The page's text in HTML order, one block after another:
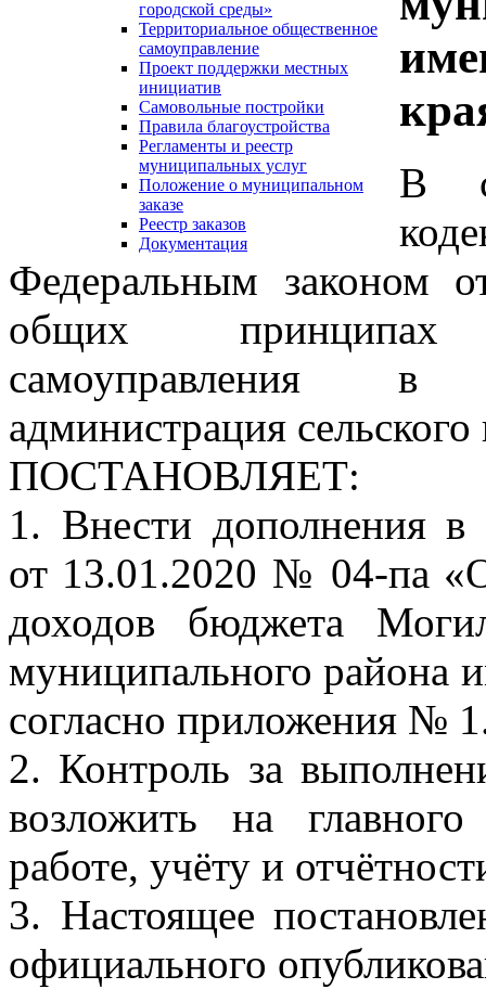
городской среды»
Территориальное общественное
самоуправление
Проект поддержки местных
инициатив
Самовольные постройки
Правила благоустройства
Регламенты и реестр
муниципальных услуг
Положение о муниципальном
заказе
Реестр заказов
Документация
В
Федеральным
общих принципах
самоуправления в
администрация сельского
ПОСТАНОВЛЯЕТ:
1. Внести дополнения в
от 13.01.2020 № 04-па
доходов бюджета
муниципального района
согласно приложения №
2. Контроль за
возложить на
работе, учёту и
3. Настоящее
официального